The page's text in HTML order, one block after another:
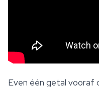
Even één getal vooraf